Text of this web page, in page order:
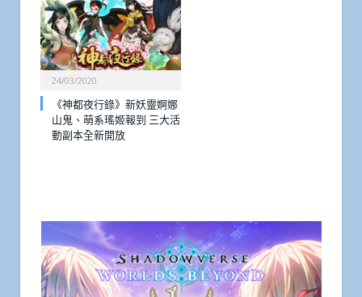
24/03/2020
《神都夜行錄》新妖靈婀娜
山鬼、萌系瑤姬報到 三大活
動副本全新開放